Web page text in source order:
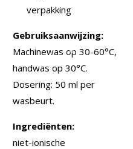
verpakking
Gebruiksaanwijzing:
Machinewas op 30-60°C,
handwas op 30°C.
Dosering: 50 ml per
wasbeurt.
Ingrediënten:
niet-ionische